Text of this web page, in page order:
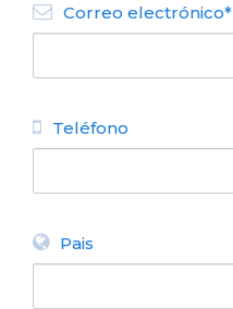
VOLVER
Correo electrónico*
Teléfono
Pais